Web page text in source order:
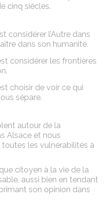
cinq siècles.
considérer l’Autre dans
dans son humanité.
considérer les frontières
choisir de voir ce qui
sépare.
autour de la
Alsace et nous
les vulnérabilités à
citoyen à la vie de la
aussi bien en tendant
son opinion dans